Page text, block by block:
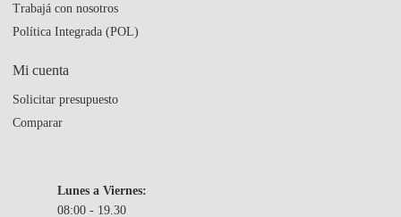
Trabajá con nosotros
Política Integrada (POL)
Mi cuenta
Solicitar presupuesto
Comparar
Lunes a Viernes:
08:00 - 19.30